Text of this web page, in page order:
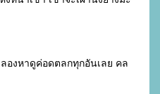
องหาดูค่อดตลกทุกอันเลย คล